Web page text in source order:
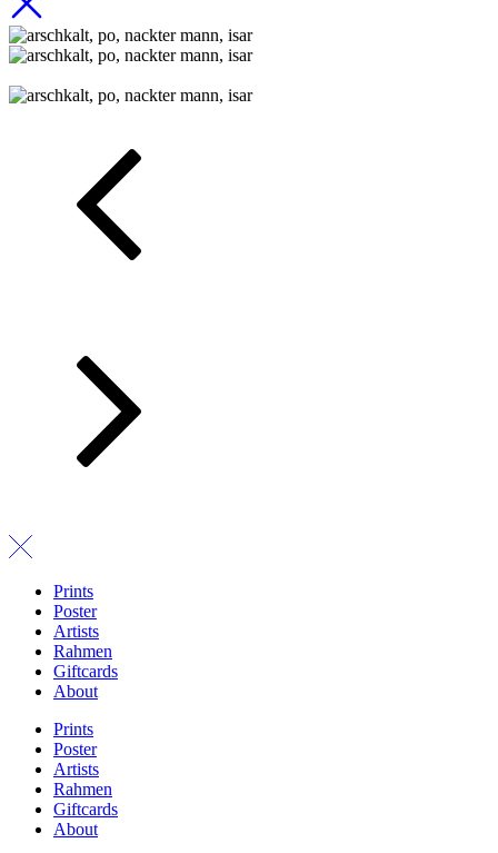
Prints
Poster
Artists
Rahmen
Giftcards
About
Prints
Poster
Artists
Rahmen
Giftcards
About